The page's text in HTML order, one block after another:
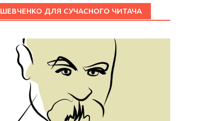
ШЕВЧЕНКО ДЛЯ СУЧАСНОГО ЧИТАЧА